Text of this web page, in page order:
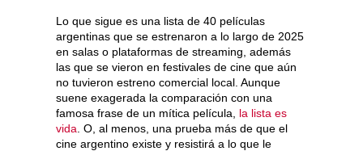
Lo que sigue es una lista de 40 películas
argentinas que se estrenaron a lo largo de 2025
en salas o plataformas de streaming, además
las que se vieron en festivales de cine que aún
no tuvieron estreno comercial local. Aunque
suene exagerada la comparación con una
famosa frase de un mítica película, la lista es
vida . O, al menos, una prueba más de que el
cine argentino existe y resistirá a lo que le